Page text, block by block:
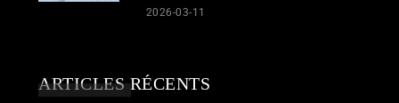
2026-03-11
ARTICLES RÉCENTS